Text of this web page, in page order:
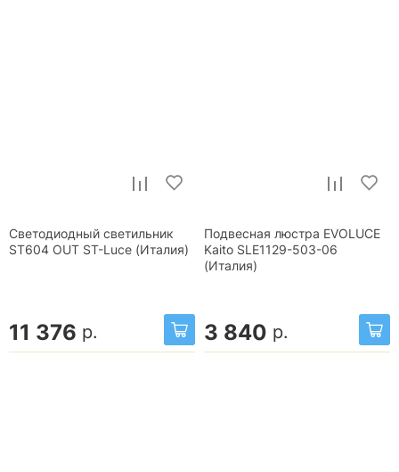
Светодиодный светильник
ST604 OUT ST-Luce (Италия)
11 376 р.
Подвесная люстра EVOLUCE
Kaito SLE1129-503-06
(Италия)
3 840 р.